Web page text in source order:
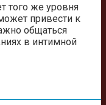
того же уровня
привести к
общаться
в интимной